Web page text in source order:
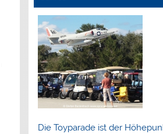
Die Toyparade ist der